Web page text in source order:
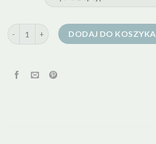
ilość kurtka puchowa granatowa
DODAJ DO KOSZYKA